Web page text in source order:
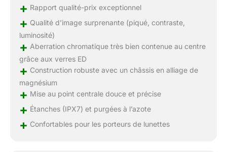
+ Rapport qualité-prix exceptionnel
+ Qualité d’image surprenante (piqué, contraste,
luminosité)
+ Aberration chromatique très bien contenue au centre
grâce aux verres ED
+ Construction robuste avec un châssis en alliage de
magnésium
+ Mise au point centrale douce et précise
+ Étanches (IPX7) et purgées à l’azote
+ Confortables pour les porteurs de lunettes